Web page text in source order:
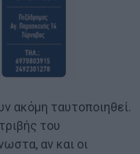
ακόμη ταυτοποιηθεί.
του
αν και οι